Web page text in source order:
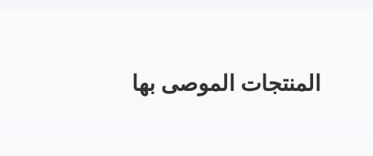
المنتجات الموصى بها